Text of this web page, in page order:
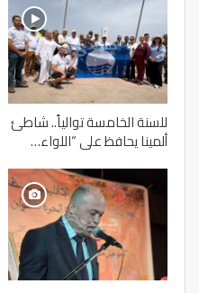
للسنة الخامسة توالياً.. شاطئ
ألمينا يحافظ على “اللواء…